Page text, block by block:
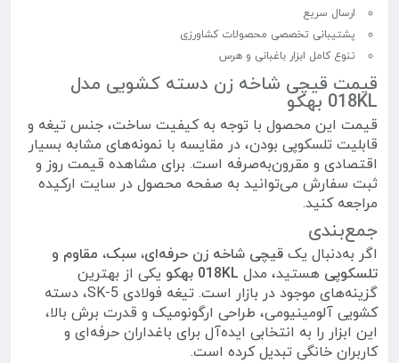
ارسال سریع
پشتیبانی تخصصی محصولات کشاورزی
تنوع کامل ابزار باغبانی و هرس
قیمت قیچی شاخه زن دسته کشویی مدل
018KL بهکو
قیمت این محصول با توجه به کیفیت ساخت، جنس تیغه و
قابلیت تلسکوپی بودن، در مقایسه با نمونه‌های مشابه بسیار
اقتصادی و مقرون‌به‌صرفه است. برای مشاهده قیمت روز و
ثبت سفارش می‌توانید به صفحه محصول در سایت ارکیده
مراجعه کنید.
جمع‌بندی
اگر به‌دنبال یک قیچی شاخه زن حرفه‌ای، سبک، مقاوم و
تلسکوپی هستید، مدل 018KL بهکو
یکی از بهترین
گزینه‌های موجود در بازار است. تیغه فولادی SK-5، دسته
کشویی آلومینیومی، طراحی ارگونومیک و قدرت برش بالا،
این ابزار را به انتخابی ایده‌آل برای باغداران حرفه‌ای و
کاربران خانگی تبدیل کرده است.